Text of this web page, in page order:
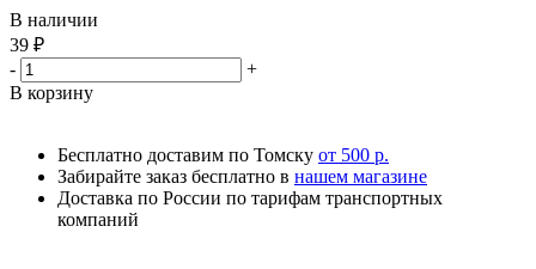
В наличии
39 ₽
-
+
В корзину
Бесплатно доставим по Томску от 500 р.
Забирайте заказ бесплатно в нашем магазине
Доставка по России по тарифам транспортных
компаний